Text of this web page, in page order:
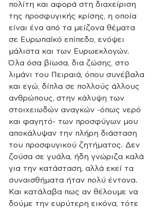
πολίτη και αφορά στη διαχείριση
της προσφυγικής κρίσης, η οποία
είναι ένα από τα μείζονα θέματα
σε Ευρωπαϊκό επίπεδο, ενόψει
μάλιστα και των Eυρωεκλογών.
Όλα όσα βίωσα, δια ζώσης, στο
λιμάνι του Πειραιά, όπου συνέβαλα
και εγώ, δίπλα σε πολλούς άλλους
ανθρώπους, στην κάλυψη των
στοιχειωδών αναγκών -όπως νερό
και φαγητό- των προσφύγων μου
αποκάλυψαν την πλήρη διάσταση
του προσφυγικού ζητήματος. Δεν
ζούσα σε γυάλα, ήδη γνώριζα καλά
για την κατάσταση, αλλά εκεί τα
συναισθήματα ήταν πολύ έντονα.
Και κατάλαβα πως αν θέλουμε να
δούμε την ευρύτερη εικόνα, τότε